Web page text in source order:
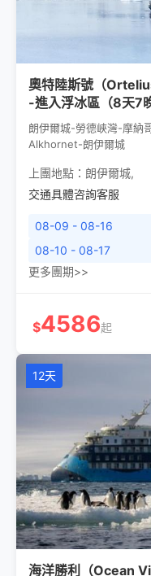
奧特陸斯號（
-進入浮冰區（8天7晚
朗伊爾城-勞德峽灣-摩納
Alkhornet-朗伊爾城
上團地點： 朗伊爾城,
交通具體咨詢客服
08-09 - 08-16
08-10 - 08-17
更多團期>>
$4586起
12天
海洋勝利（Ocean